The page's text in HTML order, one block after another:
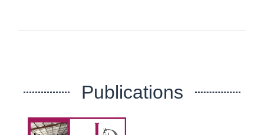
Publications